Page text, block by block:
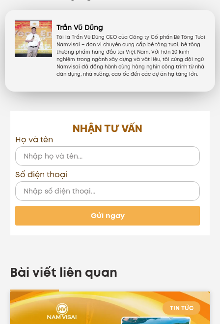
Trần Vũ Dũng
Tôi là Trần Vũ Dũng CEO của Công ty Cổ phần Bê Tông Tươi
Namvisai – đơn vị chuyên cung cấp bê tông tươi, bê tông
thương phẩm hàng đầu tại Việt Nam. Với hơn 20 kinh
nghiệm trong ngành xây dựng và vật liệu, tôi cùng đội ngũ
Namvisai đã đồng hành cùng hàng nghìn công trình từ nhà
dân dụng, nhà xưởng, cao ốc đến các dự án hạ tầng lớn.
NHẬN TƯ VẤN
Họ và tên
Số điện thoại
Gửi ngay
Bài viết liên quan
TIN TỨC